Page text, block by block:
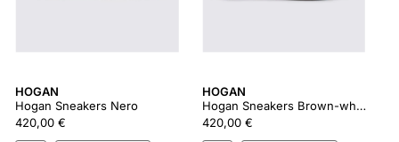
HOGAN
Hogan Sneakers Nero
420,00 €
HOGAN
Hogan Sneakers Brown-white
420,00 €